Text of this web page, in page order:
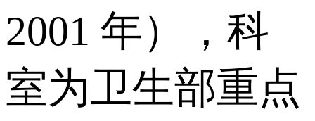
2001 年），科
室为卫生部重点